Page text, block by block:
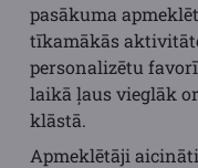
pasākuma
tīkamākās
personalizētu
laikā ļaus vieglāk
klāstā.
Apmeklētāji